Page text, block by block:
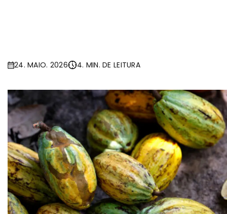
24. MAIO. 2026 4. MIN. DE LEITURA